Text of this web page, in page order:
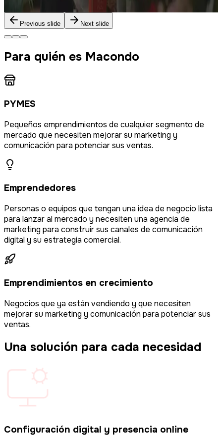
Me gusta, quiero hablar
Previous slide Next slide
Para quién es Macondo
PYMES
Pequeños emprendimientos de cualquier segmento de
mercado que necesiten mejorar su marketing y
comunicación para potenciar sus ventas.
Emprendedores
Personas o equipos que tengan una idea de negocio lista
para lanzar al mercado y necesiten una agencia de
marketing para construir sus canales de comunicación
digital y su estrategia comercial.
Emprendimientos en crecimiento
Negocios que ya están vendiendo y que necesiten
mejorar su marketing y comunicación para potenciar sus
ventas.
Una solución para cada necesidad
Configuración digital y presencia online